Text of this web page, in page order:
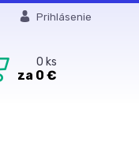
Prihlásenie
0 ks
za 0 €